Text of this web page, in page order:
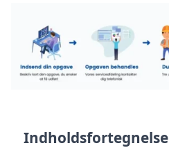
Indholdsfortegnelse